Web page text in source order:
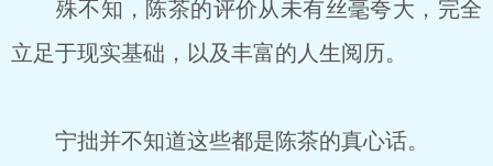
殊不知，陈茶的评价从未有丝毫夸大，完全
立足于现实基础，以及丰富的人生阅历。
宁拙并不知道这些都是陈茶的真心话。